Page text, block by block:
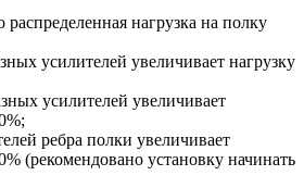
нагрузка на полку
усилителей увеличивает нагрузку
усилителей увеличивает
ребра полки увеличивает
(рекомендовано установку начинать